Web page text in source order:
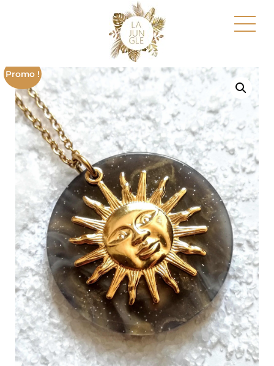
Promo !